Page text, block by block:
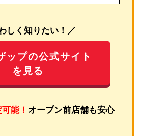
しく知りたい！／
ップの公式サイト
を見る
能！ オープン前店舗も安心